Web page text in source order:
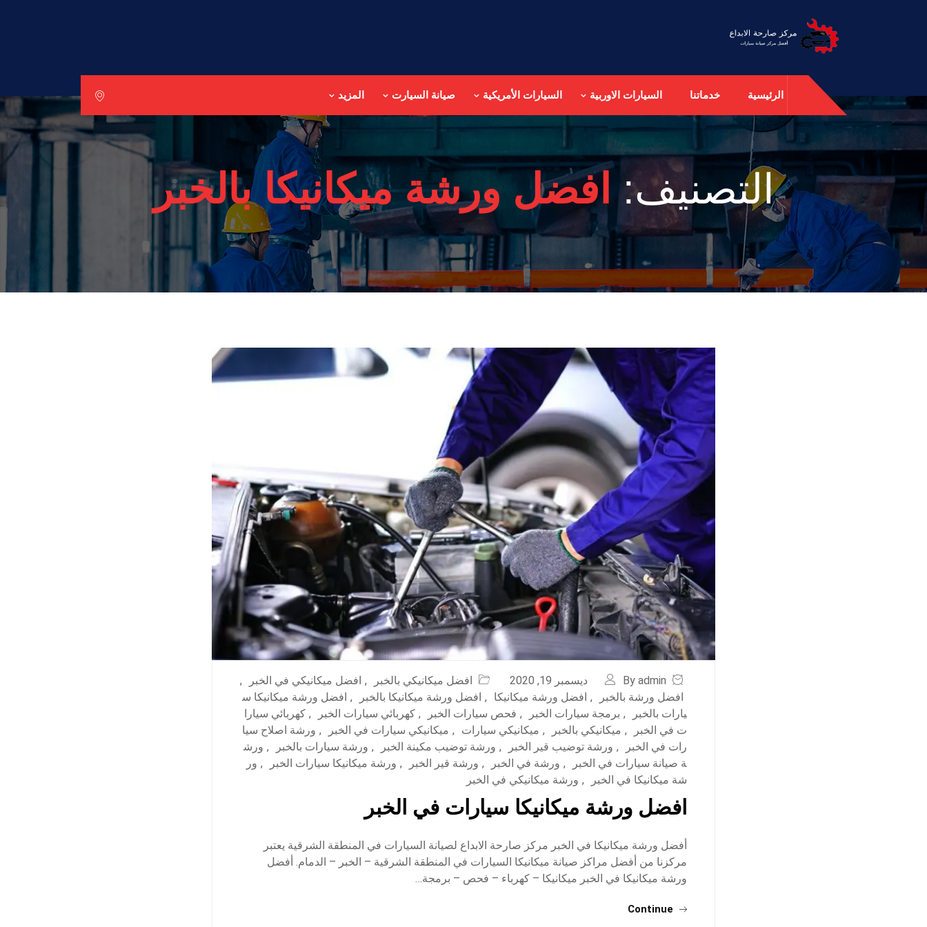
الرئيسية خدماتنا السيارات الاوربية السيارات الأمريكية صيانة السيارت المزيد
التصنيف: افضل ورشة ميكانيكا بالخبر
By admin ديسمبر 19, 2020 افضل ميكانيكي بالخبر , افضل ميكانيكي في الخبر
,
افضل ورشة بالخبر
, افضل ورشة ميكانيكا , افضل ورشة ميكانيكا بالخبر , افضل ورشة ميكانيكا س
يارات بالخبر
, برمجة سيارات الخبر , فحص سيارات الخبر , كهربائي سيارات الخبر , كهربائي سيارا
ت في الخبر
, ميكانيكي بالخبر , ميكانيكي سيارات , ميكانيكي سيارات في الخبر , ورشة اصلاح سيا
رات في الخبر
, ورشة توضيب قير الخبر , ورشة توضيب مكينة الخبر , ورشة سيارات بالخبر , ورش
ة صيانة سيارات في الخبر
, ورشة في الخبر , ورشة قير الخبر , ورشة ميكانيكا سيارات الخبر , ور
شة ميكانيكا في الخبر
, ورشة ميكانيكي في الخبر
افضل ورشة ميكانيكا سيارات في الخبر
أفضل ورشة ميكانيكا في الخبر مركز صارحة الابداع لصيانة السيارات في المنطقة الشرقية يعتبر
مركزنا من أفضل مراكز صيانة ميكانيكا السيارات في المنطقة الشرقية – الخبر – الدمام. أفضل
ورشة ميكانيكا في الخبر ميكانيكا – كهرباء – فحص – برمجة…
Continue